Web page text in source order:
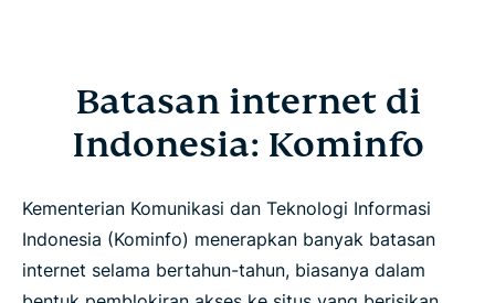
Batasan internet di
Indonesia: Kominfo
Kementerian Komunikasi dan Teknologi Informasi
Indonesia (Kominfo) menerapkan banyak batasan
internet selama bertahun-tahun, biasanya dalam